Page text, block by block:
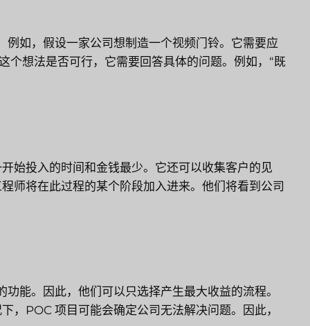
如，假设一家公司想制造一个视频门铃。它需要应
个想法是否可行，它需要回答具体的问题。例如，“既
始投入的时间和金钱最少。它还可以收集客户的见
师将在此过程的某个阶段加入进来。他们将看到公司
能。因此，他们可以只选择产生最大收益的流程。
，POC 项目可能会确定公司无法解决问题。因此，